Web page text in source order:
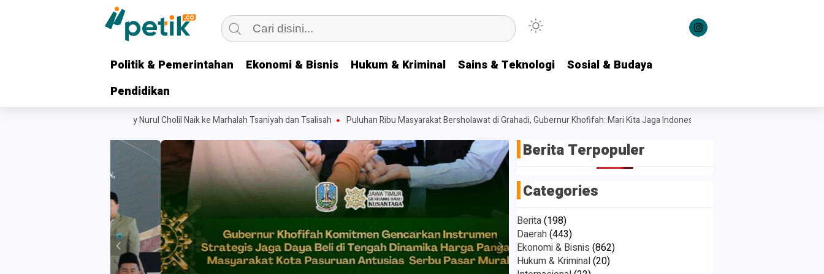
Politik & Pemerintahan Ekonomi & Bisnis Hukum & Kriminal Sains & Teknologi
Sosial & Budaya
Pendidikan
Politik & Pemerintahan Ekonomi & Bisnis Hukum & Kriminal Sains & Teknologi
Sosial & Budaya
Pendidikan
Khofifah Dorong Ma’had Aly Nurul Cholil Naik ke Marhalah Tsaniyah dan Tsalisah Puluhan Ribu Masyarakat Bersholawat di Grahadi, Gubernur Khofifah: Mari Kita Jaga Indonesia dan Kuatkan Persatuan
Berita Terpopuler
Categories
Berita(198)
Daerah(443)
Ekonomi & Bisnis (862)
Hukum & Kriminal(20)